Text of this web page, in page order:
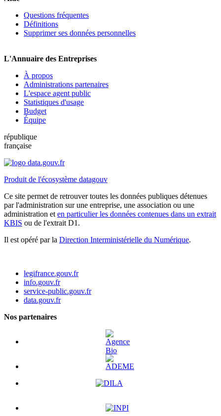
Questions fréquentes
Définitions
Supprimer ses données personnelles
L'Annuaire des Entreprises
À propos
Administrations partenaires
L'espace agent public
Statistiques d'usage
Budget
Équipe
république
française
Produit de l'écosystème datagouv
Ce site permet de retrouver toutes les données publiques détenues
par l'administration sur une entreprise, une association ou une
administration et en particulier les données contenues dans un extrait
KBIS ou de l'extrait D1.
Il est opéré par la Direction Interministérielle du Numérique.
legifrance.gouv.fr
info.gouv.fr
service-public.gouv.fr
data.gouv.fr
Nos partenaires